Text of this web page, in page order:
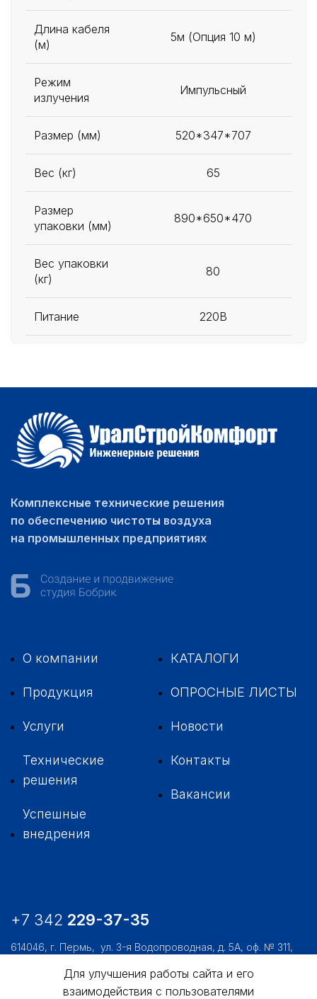
Длина кабеля
(м)
5м (Опция 10 м)
Режим
излучения
Импульсный
Размер (мм) 520*347*707
Вес (кг) 65
Размер
упаковки (мм)
890*650*470
Вес упаковки
(кг)
80
Питание 220В
Комплексные технические решения
по обеспечению чистоты воздуха
на промышленных предприятиях
О компании
Продукция
Услуги
Технические
решения
Успешные
внедрения
КАТАЛОГИ
ОПРОСНЫЕ ЛИСТЫ
Новости
Контакты
Вакансии
+7 342 229-37-35
614046, г. Пермь, ул. 3-я Водопроводная, д. 5А, оф. № 311,
usk@usk.perm.ruДля улучшения работы сайта и его
взаимодействия с пользователями